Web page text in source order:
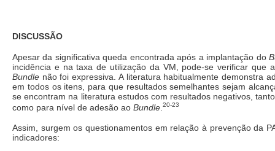
DISCUSSÃO
Apesar da significativa queda encontrada após a implantação do
incidência e na taxa de utilização da VM, pode-se verificar que
Bundle não foi expressiva. A literatura habitualmente demonstra
em todos os itens, para que resultados semelhantes sejam
se encontram na literatura estudos com resultados negativos,
como para nível de adesão ao Bundle 20-23
Assim, surgem os questionamentos em relação à prevenção da
indicadores: